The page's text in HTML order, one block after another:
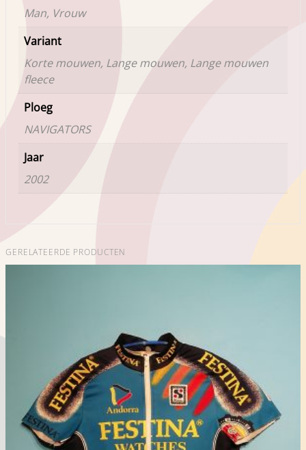
Man, Vrouw
Variant
Korte mouwen, Lange mouwen, Lange mouwen
fleece
Ploeg
NAVIGATORS
Jaar
2002
GERELATEERDE PRODUCTEN